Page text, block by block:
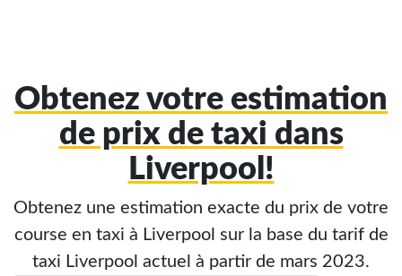
Obtenez votre estimation
de prix de taxi dans
Liverpool!
Obtenez une estimation exacte du prix de votre
course en taxi à Liverpool sur la base du tarif de
taxi Liverpool actuel à partir de mars 2023.